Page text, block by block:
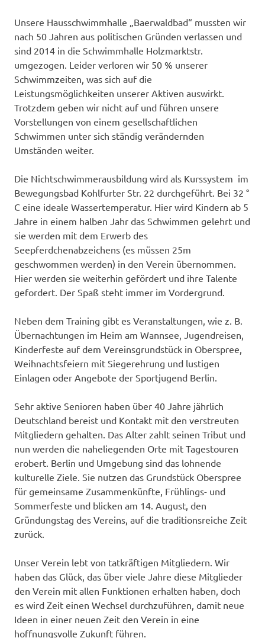
Unsere Hausschwimmhalle „Baerwaldbad“ mussten wir
nach 50 Jahren aus politischen Gründen verlassen und
sind 2014 in die Schwimmhalle Holzmarktstr.
umgezogen. Leider verloren wir 50 % unserer
Schwimmzeiten, was sich auf die
Leistungsmöglichkeiten unserer Aktiven auswirkt.
Trotzdem geben wir nicht auf und führen unsere
Vorstellungen von einem gesellschaftlichen
Schwimmen unter sich ständig verändernden
Umständen weiter.
Die Nichtschwimmerausbildung wird als Kurssystem im
Bewegungsbad Kohlfurter Str. 22 durchgeführt. Bei 32 °
C eine ideale Wassertemperatur. Hier wird Kindern ab 5
Jahre in einem halben Jahr das Schwimmen gelehrt und
sie werden mit dem Erwerb des
Seepferdchenabzeichens (es müssen 25m
geschwommen werden) in den Verein übernommen.
Hier werden sie weiterhin gefördert und ihre Talente
gefordert. Der Spaß steht immer im Vordergrund.
Neben dem Training gibt es Veranstaltungen, wie z. B.
Übernachtungen im Heim am Wannsee, Jugendreisen,
Kinderfeste auf dem Vereinsgrundstück in Oberspree,
Weihnachtsfeiern mit Siegerehrung und lustigen
Einlagen oder Angebote der Sportjugend Berlin.
Sehr aktive Senioren haben über 40 Jahre jährlich
Deutschland bereist und Kontakt mit den verstreuten
Mitgliedern gehalten. Das Alter zahlt seinen Tribut und
nun werden die naheliegenden Orte mit Tagestouren
erobert. Berlin und Umgebung sind das lohnende
kulturelle Ziele. Sie nutzen das Grundstück Oberspree
für gemeinsame Zusammenkünfte, Frühlings- und
Sommerfeste und blicken am 14. August, den
Gründungstag des Vereins, auf die traditionsreiche Zeit
zurück.
Unser Verein lebt von tatkräftigen Mitgliedern. Wir
haben das Glück, das über viele Jahre diese Mitglieder
den Verein mit allen Funktionen erhalten haben, doch
es wird Zeit einen Wechsel durchzuführen, damit neue
Ideen in einer neuen Zeit den Verein in eine
hoffnungsvolle Zukunft führen.